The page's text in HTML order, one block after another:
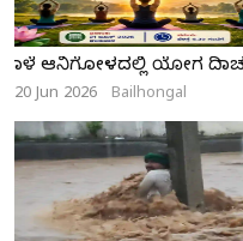
ನಾಳೆ ಆನಿಗೋಳದಲ್ಲಿ ಯೋಗ
20 Jun 2026 Bailhongal